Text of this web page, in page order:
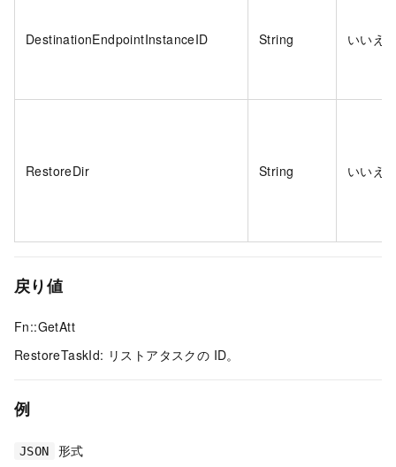
DestinationEndpointInstanceID String いいえ
RestoreDir String いいえ
戻り値
Fn::GetAtt
RestoreTaskId: リストアタスクの ID。
例
JSON 形式